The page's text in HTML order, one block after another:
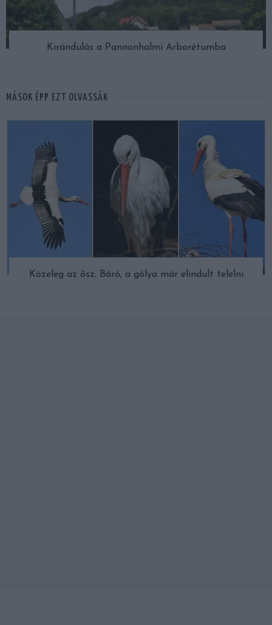
Kirándulás a Pannonhalmi Arborétumba
MÁSOK ÉPP EZT OLVASSÁK
Közeleg az ősz: Báró, a gólya már elindult telelni